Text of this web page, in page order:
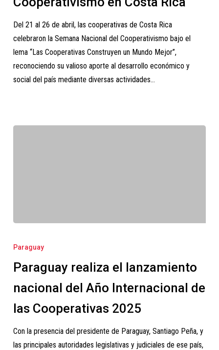
Rica
Del 21 al 26 de abril, las cooperativas de Costa Rica
celebraron la Semana Nacional del Cooperativismo bajo el
lema “Las Cooperativas Construyen un Mundo Mejor”,
reconociendo su valioso aporte al desarrollo económico y
social del país mediante diversas actividades…
realiza
lanzamiento
nacional
Año
Paraguay
Paraguay realiza el lanzamiento
nacional del Año Internacional de
las Cooperativas 2025
Con la presencia del presidente de Paraguay, Santiago Peña, y
las principales autoridades legislativas y judiciales de ese país,